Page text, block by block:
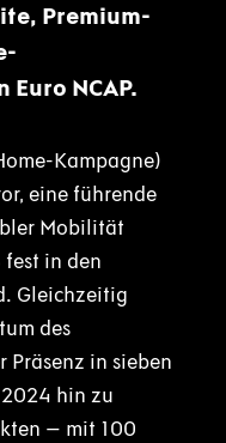
Premium-
NCAP.
Kampagne)
eine führende
Mobilität
in den
Gleichzeitig
des
Präsenz in sieben
hin zu
– mit 100